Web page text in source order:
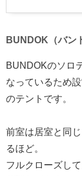
BUNDOK（バン
BUNDOKのソロ
なっているため
のテントです。
前室は居室と同
るほど。
フルクローズし